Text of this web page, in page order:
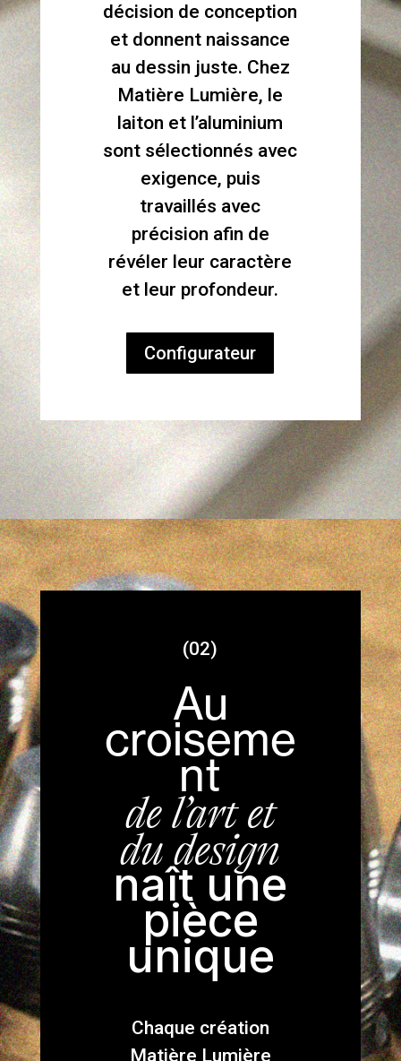
décision de conception
et donnent naissance
au dessin juste. Chez
Matière Lumière, le
laiton et l’aluminium
sont sélectionnés avec
exigence, puis
travaillés avec
précision afin de
révéler leur caractère
et leur profondeur.
Configurateur
(02)
Au
croiseme
nt
de l’art et
du design
naît une
pièce
unique
Chaque création
Matière Lumière